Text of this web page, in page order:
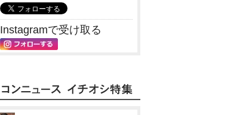
Instagramで受け取る